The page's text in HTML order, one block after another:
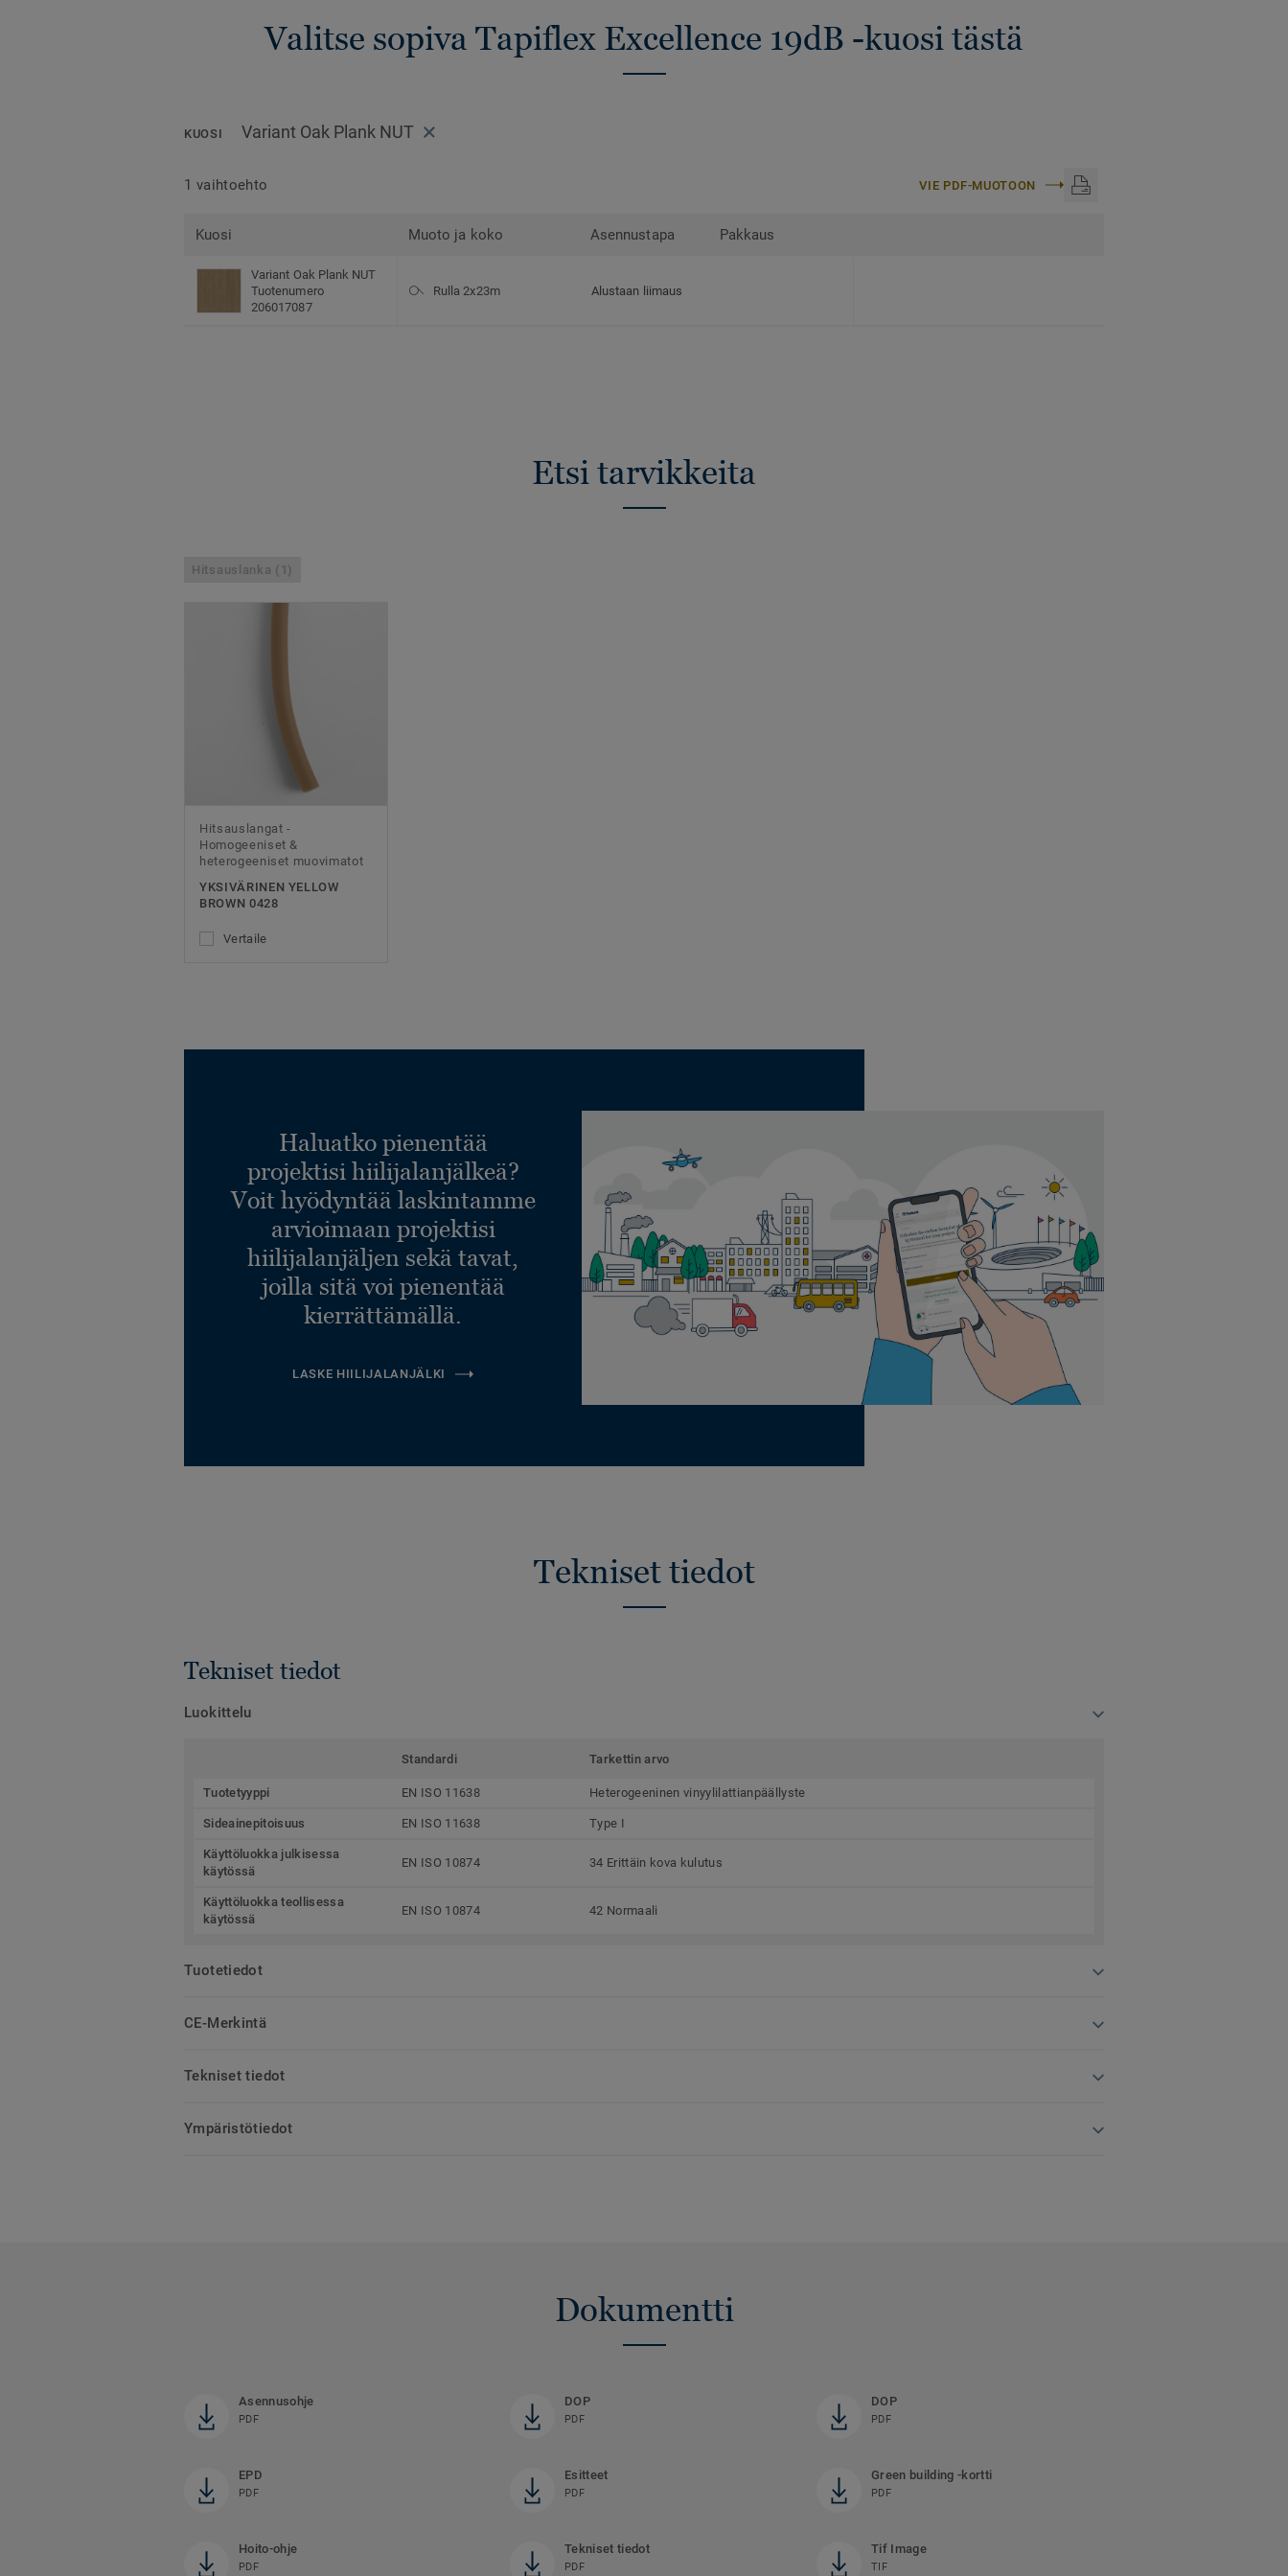
Valitse sopiva Tapiflex Excellence 19dB -kuosi tästä
KUOSI Variant Oak Plank NUT
1 vaihtoehto VIE PDF-MUOTOON
Kuosi Muoto ja koko Asennustapa Pakkaus
Variant Oak Plank NUT
Tuotenumero
206017087
Rulla 2x23m Alustaan liimaus
Etsi tarvikkeita
Hitsauslanka (1)
Hitsauslangat -
Homogeeniset &
heterogeeniset muovimatot
YKSIVÄRINEN YELLOW
BROWN 0428
Vertaile
Haluatko pienentää
projektisi hiilijalanjälkeä?
Voit hyödyntää laskintamme
arvioimaan projektisi
hiilijalanjäljen sekä tavat,
joilla sitä voi pienentää
kierrättämällä.
LASKE HIILIJALANJÄLKI
Tekniset tiedot
Tekniset tiedot
Luokittelu
Standardi Tarkettin arvo
Tuotetyyppi EN ISO 11638 Heterogeeninen vinyylilattianpäällyste
Sideainepitoisuus EN ISO 11638 Type I
Käyttöluokka julkisessa
käytössä
EN ISO 10874 34 Erittäin kova kulutus
Käyttöluokka teollisessa
käytössä
EN ISO 10874 42 Normaali
Tuotetiedot
CE-Merkintä
Tekniset tiedot
Ympäristötiedot
Dokumentti
Asennusohje
PDF
DOP
PDF
DOP
PDF
EPD
PDF
Esitteet
PDF
Green building -kortti
PDF
Hoito-ohje
PDF
Tekniset tiedot
PDF
Tif Image
TIF